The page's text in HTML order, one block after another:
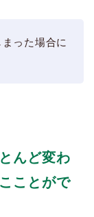
った場合に
んど変わ
ことがで